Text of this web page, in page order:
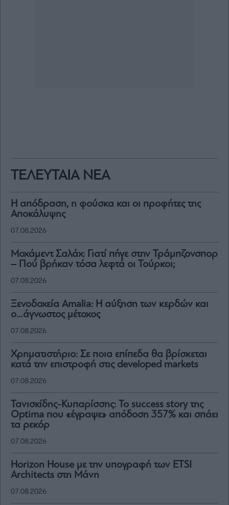
ΤΕΛΕΥΤΑΙΑ ΝΕΑ
Η απόδραση, η φούσκα και οι προφήτες της
Αποκάλυψης
07.08.2026
Μοχάμεντ Σαλάχ: Γιατί πήγε στην Τράμπζονσπορ
– Πού βρήκαν τόσα λεφτά οι Τούρκοι;
07.08.2026
Ξενοδοχεία Amalia: H αύξηση των κερδών και
ο…άγνωστος μέτοχος
07.08.2026
Χρηματιστήριο: Σε ποια επίπεδα θα βρίσκεται
κατά την επιστροφή στις developed markets
07.08.2026
Τανισκίδης-Κυπαρίσσης: Το success story της
Optima που «έγραψε» απόδοση 357% και σπάει
τα ρεκόρ
07.08.2026
Horizon House με την υπογραφή των ETSI
Architects στη Μάνη
07.08.2026